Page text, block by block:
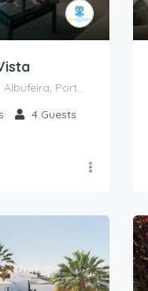
R. dos Pardais 102, 8200-161 Albufeira, Portugal
4 Guests